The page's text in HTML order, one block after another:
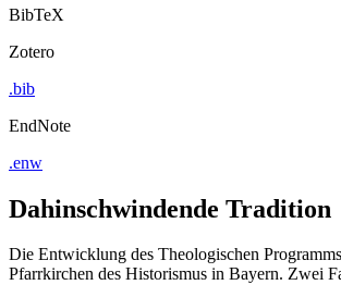
BibTeX
Zotero
.bib
EndNote
.enw
Dahinschwindende Tradition
Die Entwicklung des Theologischen
Pfarrkirchen des Historismus in Bayern. Zwei